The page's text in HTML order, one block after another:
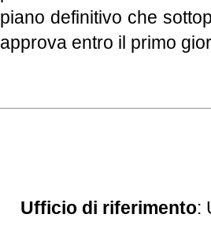
piano definitivo che
approva entro il primo
Ufficio di riferimento: